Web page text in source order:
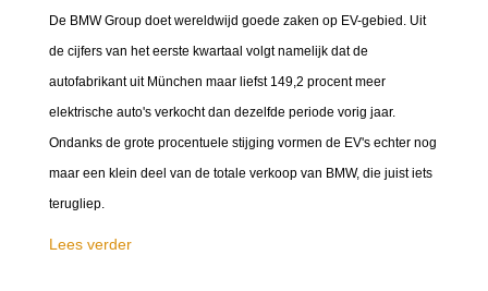
De BMW Group doet wereldwijd goede zaken op EV-gebied. Uit
de cijfers van het eerste kwartaal volgt namelijk dat de
autofabrikant uit München maar liefst 149,2 procent meer
elektrische auto's verkocht dan dezelfde periode vorig jaar.
Ondanks de grote procentuele stijging vormen de EV's echter nog
maar een klein deel van de totale verkoop van BMW, die juist iets
terugliep.
Lees verder